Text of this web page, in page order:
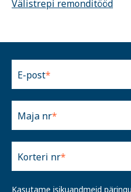
Välistrepi remonditööd
E-post
Maja nr
Korteri nr
Kasutame isikuandmeid